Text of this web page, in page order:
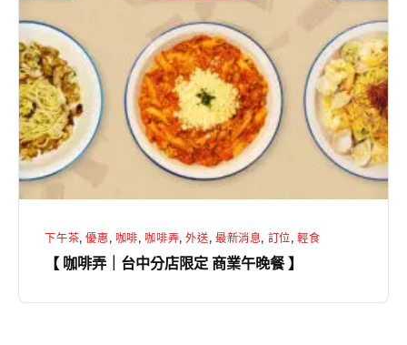
啡
弄
｜
台
中
分
店
午
下午茶,優惠, 咖啡, 咖啡弄,外送, 最新消息, 訂位,輕食
【 咖啡弄｜台中分店限定 商業午晚餐 】